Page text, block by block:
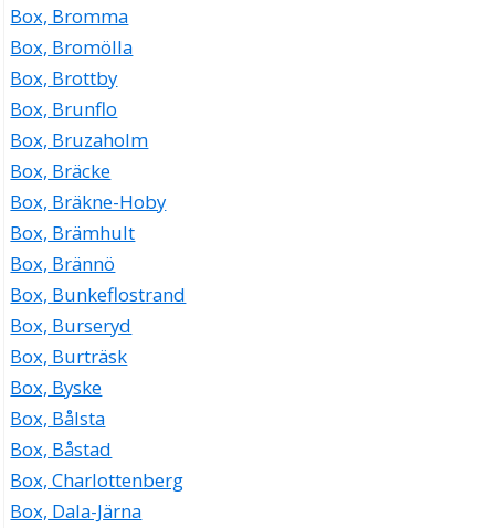
Box, Bromma
Box, Bromölla
Box, Brottby
Box, Brunflo
Box, Bruzaholm
Box, Bräcke
Box, Bräkne-Hoby
Box, Brämhult
Box, Brännö
Box, Bunkeflostrand
Box, Burseryd
Box, Burträsk
Box, Byske
Box, Bålsta
Box, Båstad
Box, Charlottenberg
Box, Dala-Järna